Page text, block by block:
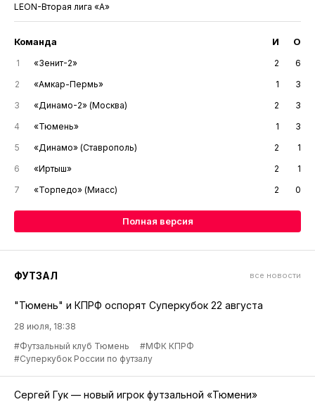
LEON-Вторая лига «А»
Команда И О
1 «Зенит-2» 2
6
2
«Амкар-Пермь» 1
3
3
«Динамо-2» (Москва) 2
3
4
«Тюмень» 1
3
5
«Динамо» (Ставрополь) 2
1
6
«Иртыш» 2
1
7
«Торпедо» (Миасс) 2 0
Полная версия
ФУТЗАЛ все новости
"Тюмень" и КПРФ оспорят Суперкубок 22 августа
28 июля, 18:38
#Футзальный клуб Тюмень
#МФК КПРФ
#Суперкубок России по футзалу
Сергей Гук — новый игрок футзальной «Тюмени»